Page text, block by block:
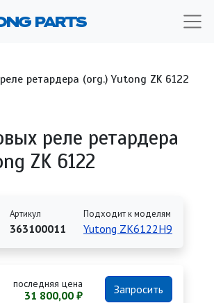
PARTS
ретардера (org.) Yutong ZK 6122
реле ретардера
ZK 6122
Артикул
363100011
Подходит к моделям
Yutong ZK6122H9
последняя цена
31 800,00 ₽ Запросить